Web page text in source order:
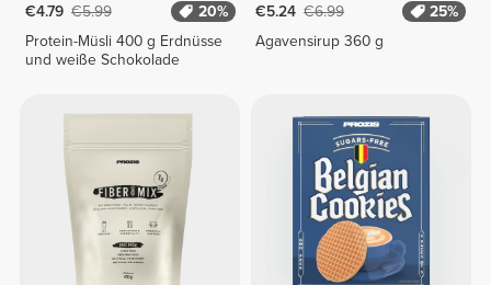
€4.79 €5.99
20%
Protein-Müsli 400 g Erdnüsse
und weiße Schokolade
€5.24 €6.99
25%
Agavensirup 360 g